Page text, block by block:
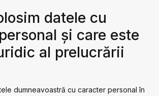
datele cu
și care este
al prelucrării
dumneavoastră cu caracter personal în